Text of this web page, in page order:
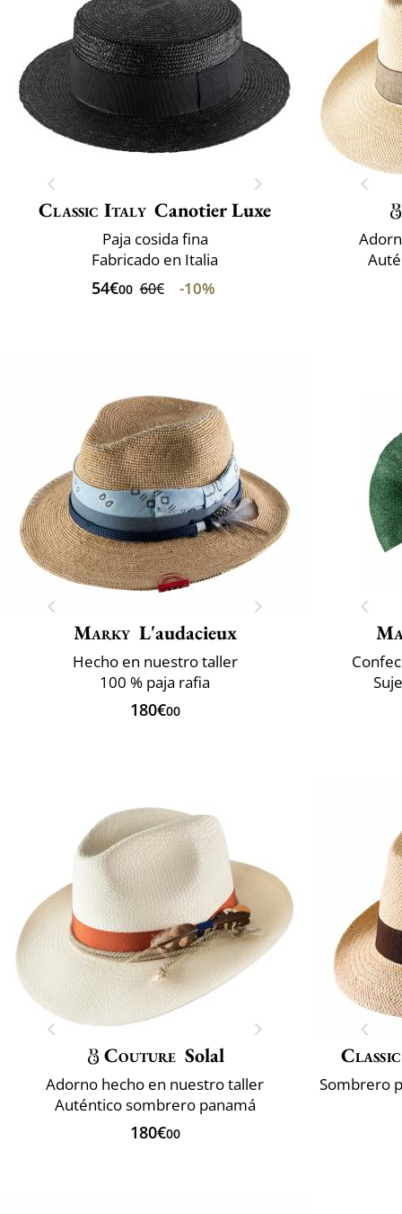
Classic Italy Canotier Luxe
Paja cosida fina
Fabricado en Italia
54€00 60€ -10%
Marky L'audacieux
Hecho en nuestro taller
100 % paja rafia
180€00
Couture Solal
Adorno hecho en nuestro taller
Auténtico sombrero panamá
180€00